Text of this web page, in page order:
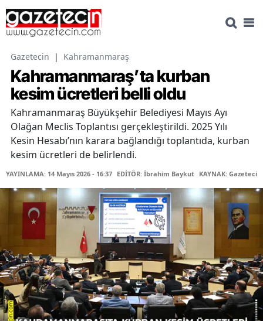
Gazetecin | Kahramanmaraş
Kahramanmaraş’ta kurban
kesim ücretleri belli oldu
Kahramanmaraş Büyükşehir Belediyesi Mayıs Ayı
Olağan Meclis Toplantısı gerçekleştirildi. 2025 Yılı
Kesin Hesabı’nın karara bağlandığı toplantıda, kurban
kesim ücretleri de belirlendi.
YAYINLAMA: 14 Mayıs 2026 - 16:37 EDİTÖR: İbrahim Baykut KAYNAK: Gazetecin